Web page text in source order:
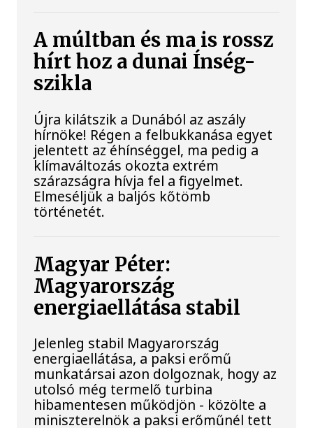
A múltban és ma is rossz
hírt hoz a dunai Ínség-
szikla
Újra kilátszik a Dunából az aszály
hírnöke! Régen a felbukkanása egyet
jelentett az éhínséggel, ma pedig a
klímaváltozás okozta extrém
szárazságra hívja fel a figyelmet.
Elmeséljük a baljós kőtömb
történetét.
Magyar Péter:
Magyarország
energiaellátása stabil
Jelenleg stabil Magyarország
energiaellátása, a paksi erőmű
munkatársai azon dolgoznak, hogy az
utolsó még termelő turbina
hibamentesen működjön - közölte a
miniszterelnök a paksi erőműnél tett